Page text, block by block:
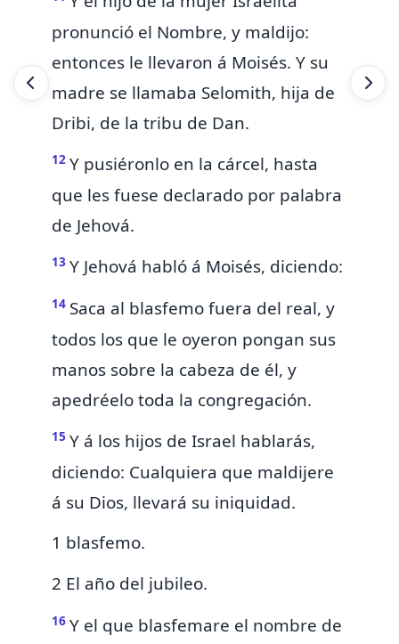
pronunció el Nombre, y maldijo:
entonces le llevaron á Moisés. Y su
madre se llamaba Selomith, hija de
Dribi, de la tribu de Dan.
12 Y pusiéronlo en la cárcel, hasta
que les fuese declarado por palabra
de Jehová.
13 Y Jehová habló á Moisés, diciendo:
14 Saca al blasfemo fuera del real, y
todos los que le oyeron pongan sus
manos sobre la cabeza de él, y
apedréelo toda la congregación.
15 Y á los hijos de Israel hablarás,
diciendo: Cualquiera que maldijere
á su Dios, llevará su iniquidad.
1 blasfemo.
2 El año del jubileo.
16 Y el que blasfemare el nombre de